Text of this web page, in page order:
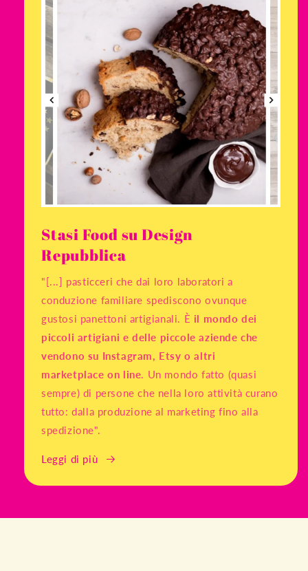
Stasi Food su Design
Repubblica
"[...] pasticceri che dai loro laboratori a
conduzione familiare spediscono ovunque
gustosi panettoni artigianali. È il mondo dei
piccoli artigiani e delle piccole aziende che
vendono su Instagram, Etsy o altri
marketplace on line. Un mondo fatto (quasi
sempre) di persone che nella loro attività curano
tutto: dalla produzione al marketing fino alla
spedizione".
Leggi di più